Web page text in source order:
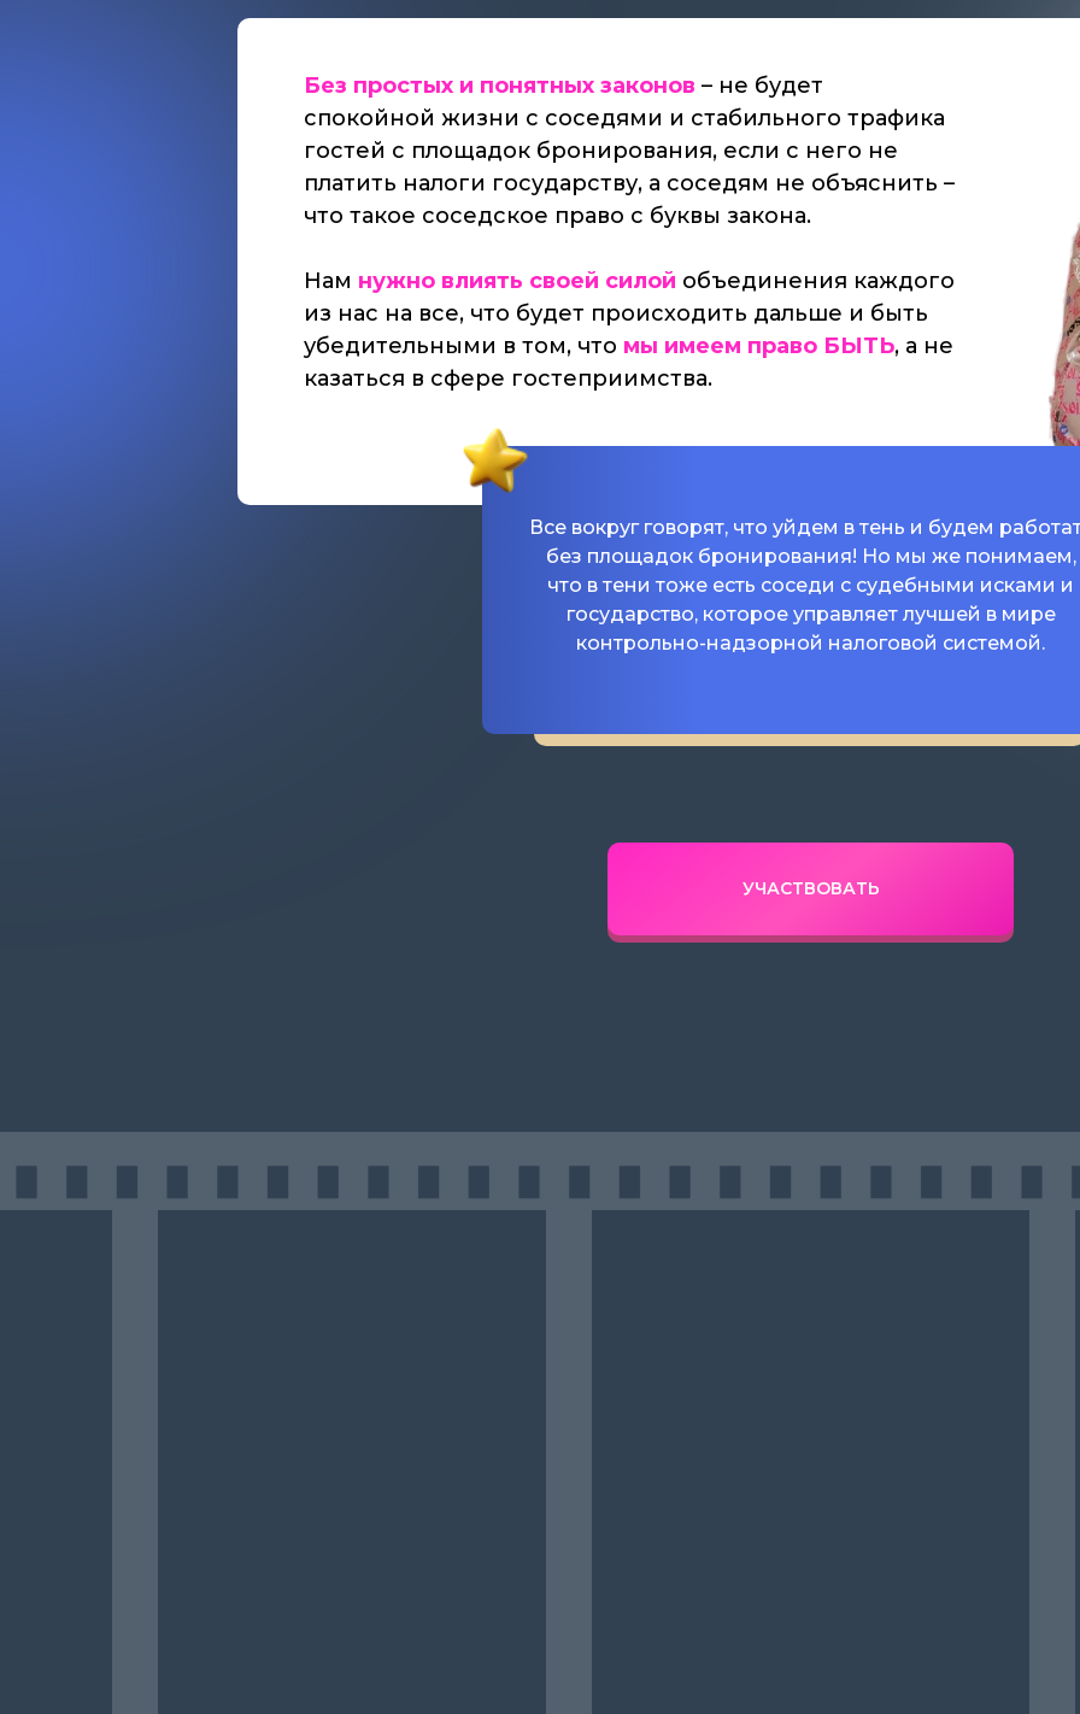
УЧАСТВОВАТЬ
Без простых и понятных законов – не будет
спокойной жизни с соседями и стабильного трафика
гостей с площадок бронирования, если с него не
платить налоги государству, а соседям не объяснить –
что такое соседское право с буквы закона.
Нам нужно влиять своей силой объединения каждого
из нас на все, что будет происходить дальше и быть
убедительными в том, что мы имеем право БЫТЬ, а не
казаться в сфере гостеприимства.
Все вокруг говорят, что уйдем в тень и будем
без площадок бронирования! Но мы же понимаем,
что в тени тоже есть соседи с судебными исками и
государство, которое управляет лучшей в мире
контрольно-надзорной налоговой системой.